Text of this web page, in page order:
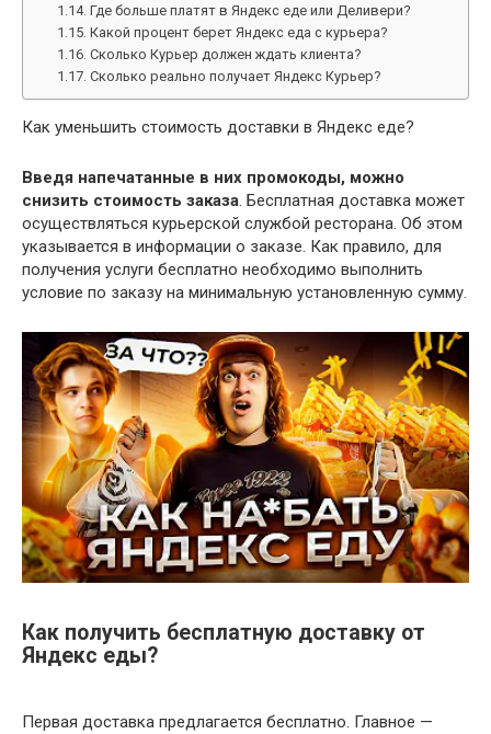
Где больше платят в Яндекс еде или Деливери?
Какой процент берет Яндекс еда с курьера?
Сколько Курьер должен ждать клиента?
Сколько реально получает Яндекс Курьер?
Как уменьшить стоимость доставки в Яндекс еде?
Введя напечатанные в них промокоды, можно
снизить стоимость заказа. Бесплатная доставка может
осуществляться курьерской службой ресторана. Об этом
указывается в информации о заказе. Как правило, для
получения услуги бесплатно необходимо выполнить
условие по заказу на минимальную установленную сумму.
Как получить бесплатную доставку от
Яндекс еды?
Первая доставка предлагается бесплатно. Главное —